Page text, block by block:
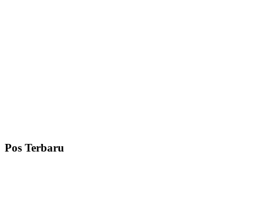
Pos Terbaru